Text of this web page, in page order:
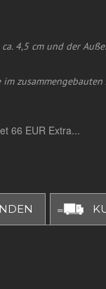
4,5 cm und der
66 EUR Extra...